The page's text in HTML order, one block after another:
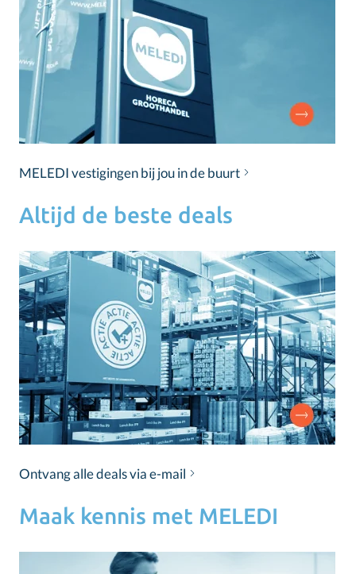
MELEDI vestigingen bij jou in de buurt
Altijd de beste deals
Ontvang alle deals via e-mail
Maak kennis met MELEDI